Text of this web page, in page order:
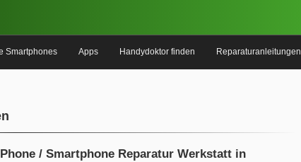
Smartphones Apps Handydoktor finden Reparaturanleitungen
/ Smartphone Reparatur Werkstatt in